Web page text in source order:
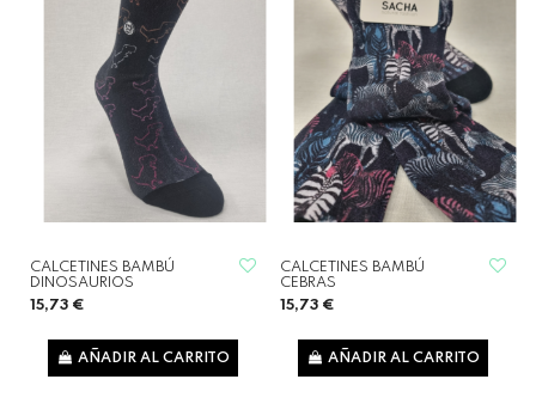
CALCETINES BAMBÚ
DINOSAURIOS
15,73 €
AÑADIR AL CARRITO
CALCETINES BAMBÚ
CEBRAS
15,73 €
AÑADIR AL CARRITO